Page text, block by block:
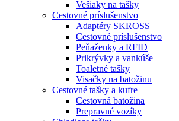
Vešiaky na tašky
Cestovné príslušenstvo
Adaptéry SKROSS
Cestovné príslušenstvo
Peňaženky a RFID
Prikrývky a vankúše
Toaletné tašky
Visačky na batožinu
Cestovné tašky a kufre
Cestovná batožina
Prepravné vozíky